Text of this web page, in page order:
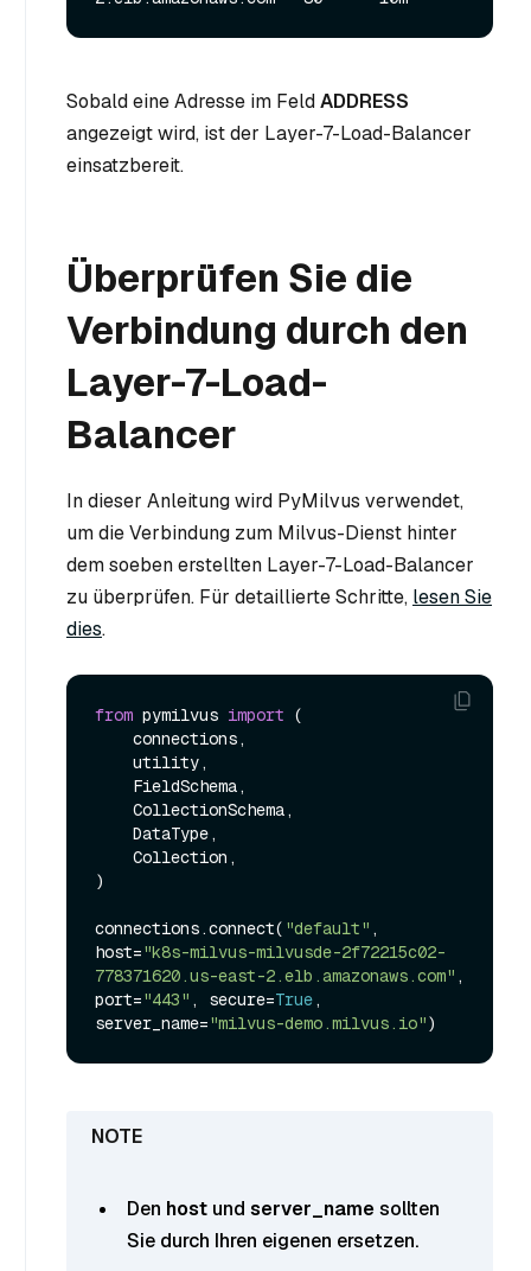
Sobald eine Adresse im FeldADDRESS
angezeigt wird, ist der Layer-7-Load-Balancer
einsatzbereit.
Überprüfen Sie die
Verbindung durch den
Layer-7-Load-
Balancer
In dieser Anleitung wird PyMilvus verwendet,
um die Verbindung zum Milvus-Dienst hinter
dem soeben erstellten Layer-7-Load-Balancer
zu überprüfen. Für detaillierte Schritte, lesen Sie
dies.
from pymilvus import (
)
connections.connect( "default" ,
host="k8s-milvus-milvusde-2f72215c02-
778371620.us-east-2.elb.amazonaws.com" ,
port="443" , secure=True,
server_name="milvus-demo.milvus.io"
Den host und server_namesollten
Sie durch Ihren eigenen ersetzen.